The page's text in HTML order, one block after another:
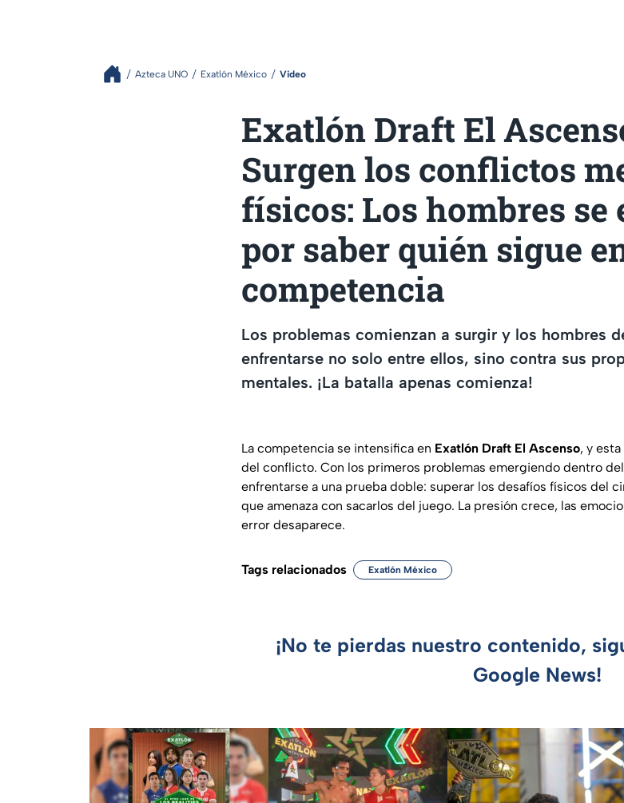
Azteca UNO Exatlón México Video
Exatlón Draft El
Surgen los conflictos
físicos: Los hombres
por saber quién sigue
competencia
Los problemas comienzan a surgir y los hombres
enfrentarse no solo entre ellos, sino contra sus
mentales. ¡La batalla apenas comienza!
La competencia se intensifica en Exatlón Draft El Ascenso, y
del conflicto. Con los primeros problemas emergiendo dentro
enfrentarse a una prueba doble: superar los desafíos físicos del
que amenaza con sacarlos del juego. La presión crece, las
error desaparece.
Tags relacionados Exatlón México
¡No te pierdas nuestro contenido,
Google News!